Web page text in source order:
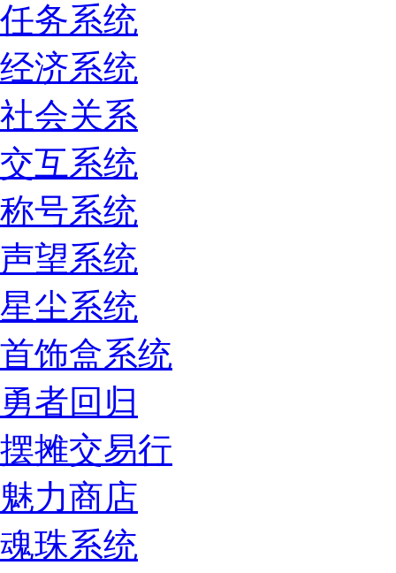
任务系统
经济系统
社会关系
交互系统
称号系统
声望系统
星尘系统
首饰盒系统
勇者回归
摆摊交易行
魅力商店
魂珠系统